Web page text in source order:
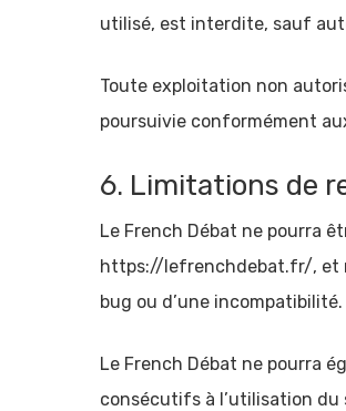
utilisé, est interdite, sauf
Toute exploitation non
poursuivie conformément
6. Limitations de
Le French Débat ne pourra
https://lefrenchdebat.fr/, et
bug ou d’une incompatibilité.
Le French Débat ne pourra
consécutifs à l’utilisation du